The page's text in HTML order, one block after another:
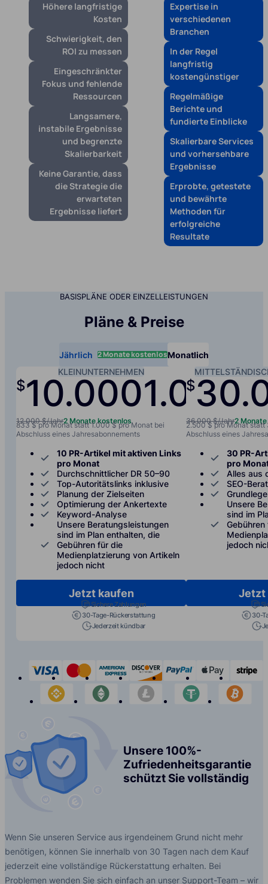
Höhere langfristige
Kosten
Schwierigkeit, den
ROI zu messen
Eingeschränkter
Fokus und fehlende
Ressourcen
Langsamere,
instabile Ergebnisse
und begrenzte
Skalierbarkeit
Keine Garantie, dass
die Strategie die
erwarteten
Ergebnisse liefert
Expertise in
verschiedenen
Branchen
In der Regel
langfristig
kostengünstiger
Regelmäßige
Berichte und
fundierte Einblicke
Skalierbare Services
und vorhersehbare
Ergebnisse
Erprobte, getestete
und bewährte
Methoden für
erfolgreiche
Resultate
BASISPLÄNE ODER EINZELLEISTUNGEN
Pläne & Preise
Jährlich 2 Monate kostenlosMonatlich
KLEINUNTERNEHMEN
$10.0001.000/
12.000 $/Jahr2 Monate kostenlos
833 $ pro Monat statt 1.000 $ pro Monat bei
Abschluss eines Jahresabonnements
10 PR-Artikel mit aktiven Links
pro Monat
Durchschnittlicher DR 50–90
Top-Autoritätslinks inklusive
Planung der Zielseiten
Optimierung der Ankertexte
Keyword-Analyse
Unsere Beratungsleistungen
sind im Plan enthalten, die
Gebühren für die
Medienplatzierung von Artikeln
jedoch nicht
Jetzt kaufen
Sichere Zahlungen
30-Tage-Rückerstattung
Jederzeit kündbar
$
36.000 $/Jahr2
2.500 $ pro Monat
Abschluss eines
30 PR-
pro
Alles aus
SEO-
Unsere
sind im
jedoch
Jetzt
30-
visa mastercardamerican-express
discover paypal apple-
binance
etherium litecoin tether
Unsere 100%-
Zufriedenheitsgarantie
schützt Sie vollständig
Wenn Sie unseren Service aus irgendeinem Grund nicht mehr
benötigen, können Sie innerhalb von 30 Tagen nach dem Kauf
jederzeit eine vollständige Rückerstattung erhalten. Bei
Problemen wenden Sie sich einfach an unser Support-Team – wir